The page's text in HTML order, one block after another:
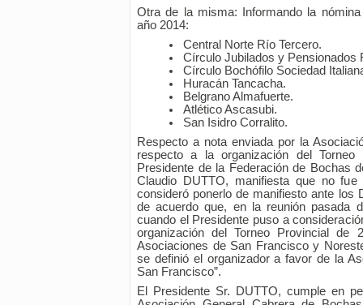
Otra de la misma: Informando la
año 2014:
Central Norte Río Tercero.
Círculo Jubilados y Pensionados
Círculo Bochófilo Sociedad
Huracán Tancacha.
Belgrano Almafuerte.
Atlético Ascasubi.
San Isidro Corralito.
Respecto a nota enviada por la
respecto a la organización del
Presidente de la Federación de Bochas
Claudio DUTTO, manifiesta que no
consideró ponerlo de manifiesto ante los
de acuerdo que, en la reunión pasada
cuando el Presidente puso a
organización del Torneo Provincial de
Asociaciones de San Francisco y
se definió el organizador a favor de la
San Francisco”.
El Presidente Sr. DUTTO, cumple en